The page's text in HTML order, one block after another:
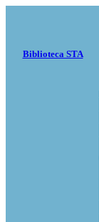
Biblioteca STA